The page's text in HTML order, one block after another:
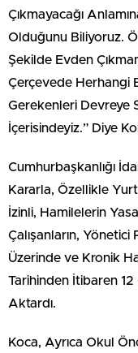
Çıkmayacağı
Olduğunu Biliyoruz.
Şekilde Evden
Çerçevede Herhangi
Gerekenleri Devreye
İçerisindeyiz.” Diye
Cumhurbaşkanlığı
Kararla, Özellikle Yurt
İzinli, Hamilelerin
Çalışanların,
Üzerinde ve Kronik
Tarihinden İtibaren 12
Aktardı.
Koca, Ayrıca Okul